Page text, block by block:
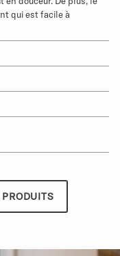
qui est facile à